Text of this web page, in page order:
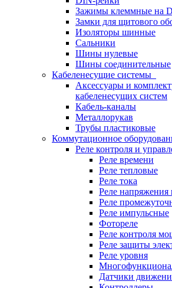
Зажимы клеммные на
Замки для щитового
Изоляторы шинные
Сальники
Шины нулевые
Шины соединительные
Кабеленесущие системы
Аксессуары и
кабеленесущих систем
Кабель-каналы
Металлорукав
Трубы пластиковые
Коммутационное
Реле контроля и
Реле времени
Реле тепловые
Реле тока
Реле напряжения
Реле
Реле импульсные
Фотореле
Реле контроля
Реле защиты
Реле уровня
Датчики